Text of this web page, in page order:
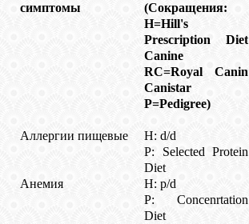
КОШКИ
симптомы
(Сокращения:
H=Hill's
Prescription Diet
Canine
RC=Royal Canin
Canistar
P=Pedigree)
Аллергии пищевые
H: d/d
P: Selected Protein
Diet
Анемия
H: p/d
P: Concenrtation
Diet